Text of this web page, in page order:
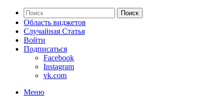
Поиск
Область виджетов
Случайная Статья
Войти
Подписаться
Facebook
Instagram
vk.com
Меню